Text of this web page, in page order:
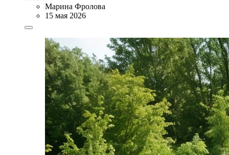
Марина Фролова
15 мая 2026